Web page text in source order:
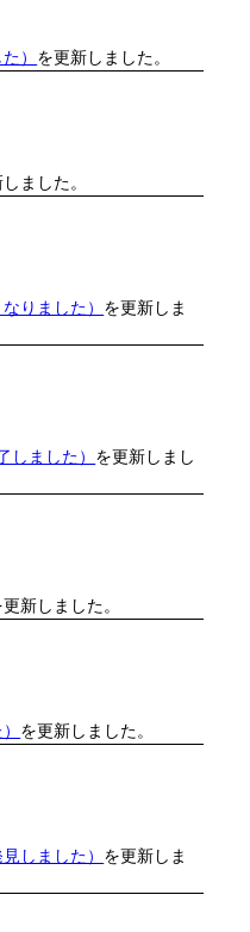
） を更新しました。
ました。
りました） を更新しま
しました） を更新しまし
更新しました。
を更新しました。
しました） を更新しま